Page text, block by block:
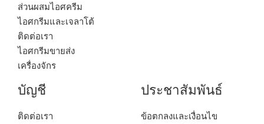
ส่วนผสมไอศครีม
ไอศกรีมและเจลาโต้
ติดต่อเรา
ไอศกรีมขายส่ง
เครื่องจักร
บัญชี
ติดต่อเรา
ประชาสัมพันธ์
ข้อตกลงและเงื่อนไข